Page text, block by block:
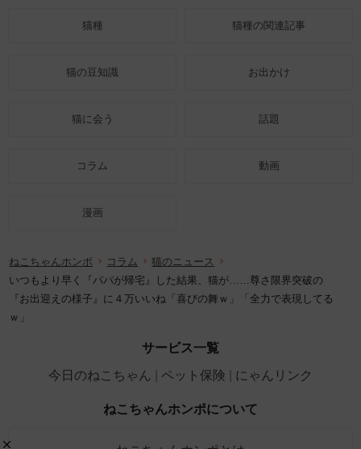
猫種 猫種の関連記事
猫の豆知識 お出かけ
猫に会う 話題
コラム 動画
漫画
ねこちゃんホンポ コラム
猫のニュース
いつもより早く『パパが帰宅』した結果、猫が……尊さ限界突破の
『お出迎えの様子』に４万いいね「喜びの舞ｗ」「全力で表現してる
ｗ」
サービス一覧
今日のねこちゃん
ペット保険 にゃんリンク
ねこちゃんホンポについて